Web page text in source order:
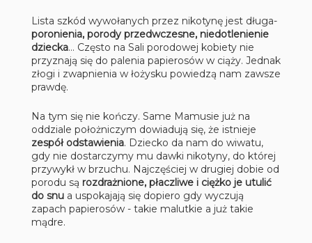
Lista szkód wywołanych przez nikotynę jest długa-
poronienia, porody przedwczesne, niedotlenienie
dziecka… Często na Sali porodowej kobiety nie
przyznają się do palenia papierosów w ciąży. Jednak
złogi i zwapnienia w łożysku powiedzą nam zawsze
prawdę.
Na tym się nie kończy. Same Mamusie już na
oddziale położniczym dowiadują się, że istnieje
zespół odstawienia. Dziecko da nam do wiwatu,
gdy nie dostarczymy mu dawki nikotyny, do której
przywykł w brzuchu. Najczęściej w drugiej dobie od
porodu są rozdrażnione, płaczliwe i ciężko je utulić
do snua uspokajają się dopiero gdy wyczują
zapach papierosów - takie malutkie a już takie
mądre.